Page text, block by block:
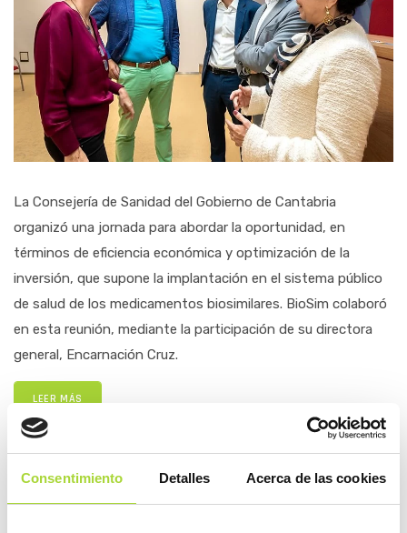
Consentimiento Detalles Acerca de las cookies
La Consejería de Sanidad del Gobierno de Cantabria
organizó una jornada para abordar la oportunidad, en
términos de eficiencia económica y optimización de la
inversión, que supone la implantación en el sistema público
de salud de los medicamentos biosimilares. BioSim colaboró
en esta reunión, mediante la participación de su directora
general, Encarnación Cruz.
LEER MÁS
COMPARTIR